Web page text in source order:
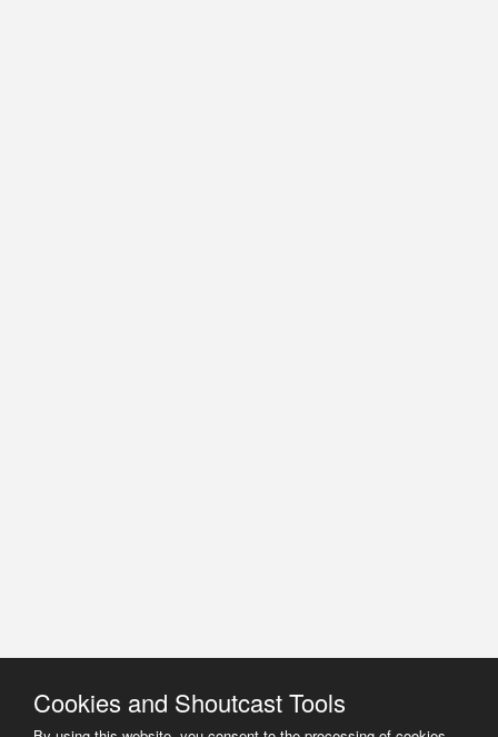
Cookies and Shoutcast Tools